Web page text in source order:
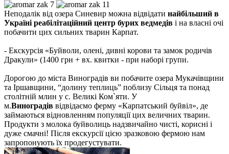
Неподалік від озера Синевир можна відвідати найбільший в
Україні реабілітаційний центр бурих ведмедів і на власні очі
побачити цих сильних тварин Карпат.
- Екскурсія «Буйволи, олені, дивні корови та замок родичів
Дракули» (1400 грн + вх. квитки - при наборі групи.
Дорогою до міста Виноградів ви побачите озера Мукачівщини
та Іршавщини, “долину теплиць” поблизу Сільця та понад
столітній млин у с. Великі Ком`яти. У
м.Виноградів відвідаємо ферму «Карпатський буйвіл», де
займаються відновленням популяції цих величних тварин.
Продукти з молока буйволиць надзвичайно чисті, корисні і
дуже смачні! Після екскурсії цією зразковою фермою нам
запропонують їх продегустувати.